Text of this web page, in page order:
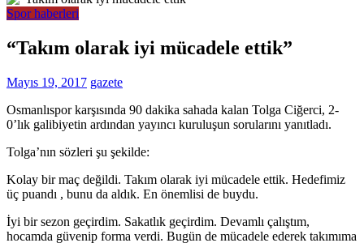
Spor haberleri
“Takım olarak iyi mücadele ettik”
Mayıs 19, 2017 gazete
Osmanlıspor karşısında 90 dakika sahada kalan Tolga Ciğerci, 2-
0’lık galibiyetin ardından yayıncı kuruluşun sorularını yanıtladı.
Tolga’nın sözleri şu şekilde:
Kolay bir maç değildi. Takım olarak iyi mücadele ettik. Hedefimiz
üç puandı , bunu da aldık. En önemlisi de buydu.
İyi bir sezon geçirdim. Sakatlık geçirdim. Devamlı çalıştım,
hocamda güvenip forma verdi. Bugün de mücadele ederek takımıma